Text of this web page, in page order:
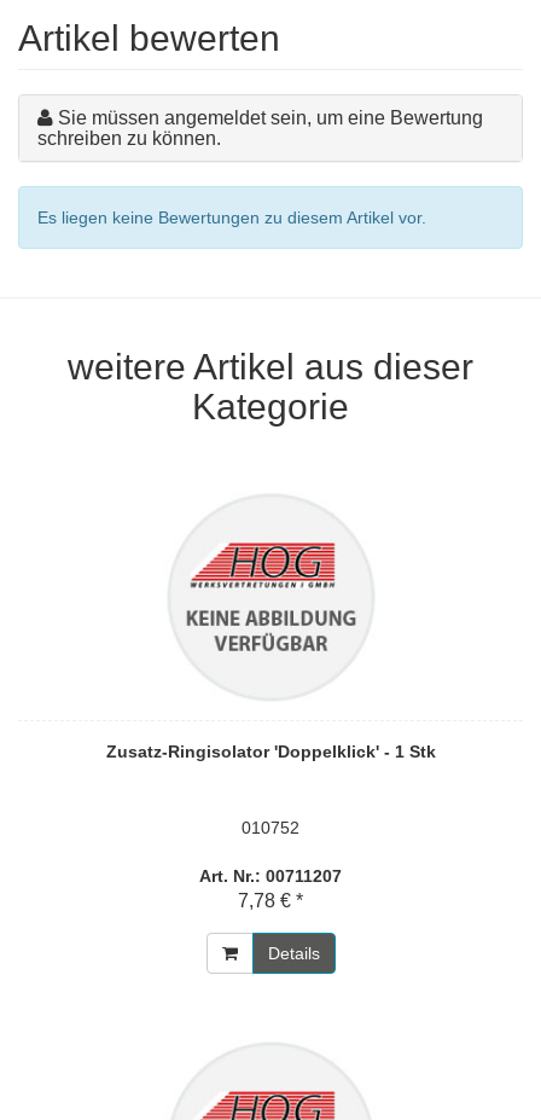
Artikel bewerten
Sie müssen angemeldet sein, um eine Bewertung
schreiben zu können.
Es liegen keine Bewertungen zu diesem Artikel vor.
weitere Artikel aus dieser
Kategorie
Zusatz-Ringisolator 'Doppelklick' - 1 Stk
010752
Art. Nr.: 00711207
7,78 € *
Details